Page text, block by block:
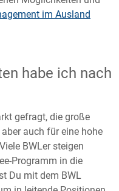
im Ausland
habe ich nach
gefragt, die große
auch für eine hohe
BWLer steigen
Programm in die
Du mit dem BWL